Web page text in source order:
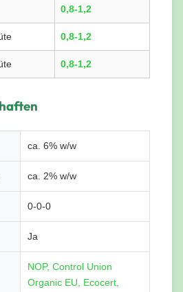
0,8-1,2
0,8-1,2
0,8-1,2
ca. 6% w/w
ca. 2% w/w
0-0-0
Ja
NOP, Control Union
Organic EU, Ecocert,